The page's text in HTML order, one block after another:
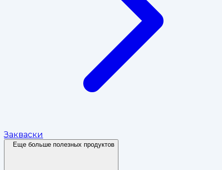
Закваски
Еще больше полезных продуктов